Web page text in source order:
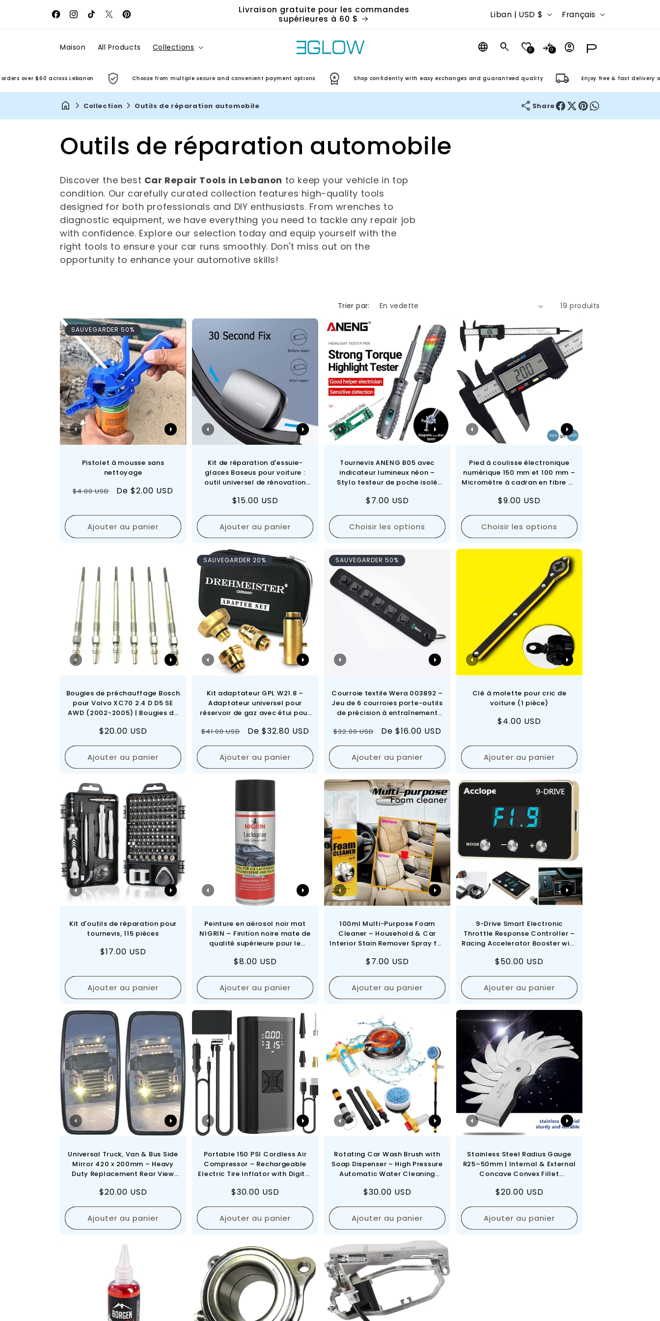
FacebookInstagram
Tiktok
X
Pinterest
Livraison gratuite pour les commandes
supérieures à 60 $
P
y
/
é
Liban | USD $
n
u
e
Français
Maison All Products Collections 0 0
Se
connecter
$60 across Lebanon Choose from multiple secure and convenient payment options Shop confidently with easy exchanges and guaranteed quality Enjoy free & fast delivery on
Collection Outils de réparation automobile Share
C
o
l
l
e
t
i
o
n
:
Outils de réparation automobile
Discover the best Car Repair Tools in Lebanon to keep your vehicle in top
condition. Our carefully curated collection features high-quality tools
designed for both professionals and DIY enthusiasts. From wrenches to
diagnostic equipment, we have everything you need to tackle any repair job
with confidence. Explore our selection today and equip yourself with the
right tools to ensure your car runs smoothly. Don't miss out on the
opportunity to enhance your automotive skills!
Trier par: 19 produits
SAUVEGARDER 50%
Pistolet à mousse sans
nettoyage
Prix
régulier
$4.00 USD
Prix
de
vente
De $2.00 USD
Ajouter au panier
Kit de réparation d'essuie-
glaces Baseus pour voiture :
outil universel de rénovation
et accessoires de réparation.
Prix
régulier
$15.00 USD
Ajouter au panier
Tournevis ANENG B05 avec
indicateur lumineux néon –
Stylo testeur de poche isolé
mesure lumineux
Prix
régulier
$7.00 USD
Choisir les options
Pied à coulisse électronique
numérique 150 mm et 100 mm –
Micromètre à cadran en fibre de
précision
Prix
​​
régulier
$9.00 USD
Choisir les options
Bougies de préchauffage Bosch
pour Volvo XC70 2.4 D D5 SE
AWD (2002-2005) | Bougies de
moteur diesel – Référence :
Prix
régulier
$20.00 USD
Ajouter au panier
SAUVEGARDER 20%
Kit adaptateur GPL W21.8 –
Adaptateur universel pour
réservoir de gaz avec étui pour
avec tous les adaptateurs GPL
Prix
régulier
$41.00 USD
Prix
de
vente
De $32.80 USD
Ajouter au panier
SAUVEGARDER 50%
Courroie textile Wera 003892 –
Jeu de 6 courroies porte-outils
de précision à entraînement
Prix
régulier
$32.00 USD
Prix
de
vente
De $16.00 USD
Ajouter au panier
Clé à molette pour cric de
voiture (1 pièce)
Prix
régulier
$4.00 USD
Ajouter au panier
Kit d'outils de réparation pour
tournevis, 115 pièces
Prix
régulier
$17.00 USD
Ajouter au panier
Peinture en aérosol noir mat
NIGRIN – Finition noire mate de
qualité supérieure pour le
intérieure
Prix
régulier
$8.00 USD
Ajouter au panier
100ml Multi-Purpose Foam
Cleaner – Household & Car
Interior Stain Remover Spray for
Prix
régulier
$7.00 USD
Ajouter au panier
9-Drive Smart Electronic
Throttle Response Controller –
Racing Accelerator Booster with
Prix
​​
régulier
$50.00 USD
Ajouter au panier
Universal Truck, Van & Bus Side
Mirror 420 x 200mm – Heavy
Duty Replacement Rear View
Prix
régulier
$20.00 USD
Ajouter au panier
Portable 150 PSI Cordless Air
Compressor – Rechargeable
Electric Tire Inflator with Digital
Emergency Light for Car, Bike,
Prix
régulier
$30.00 USD
Ajouter au panier
Rotating Car Wash Brush with
Soap Dispenser – High Pressure
Automatic Water Cleaning
Outdoor Cleaning
Prix
régulier
$30.00 USD
Ajouter au panier
Stainless Steel Radius Gauge
R25–50mm | Internal & External
Concave Convex Fillet
Prix
régulier
$20.00 USD
Ajouter au panier